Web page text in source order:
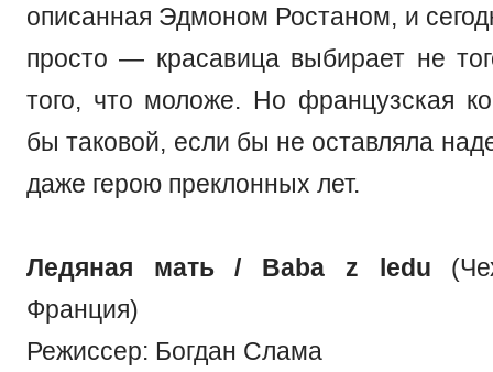
описанная Эдмоном Ростаном, и
просто — красавица выбирает не
того, что моложе. Но французская
бы таковой, если бы не оставляла
даже герою преклонных лет.
Ледяная мать / Baba z ledu
Франция)
Режиссер: Богдан Слама